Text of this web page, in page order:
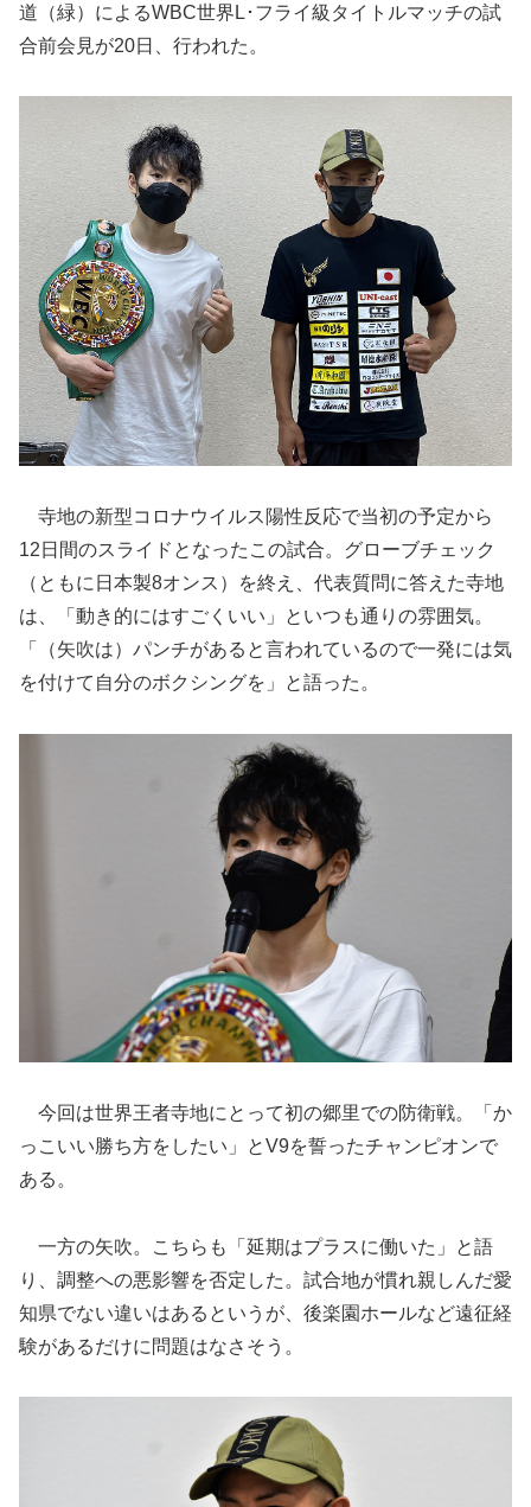
道（緑）によるWBC世界L･フライ級タイトルマッチの試
合前会見が20日、行われた。
寺地の新型コロナウイルス陽性反応で当初の予定から
12日間のスライドとなったこの試合。グローブチェック
（ともに日本製8オンス）を終え、代表質問に答えた寺地
は、「動き的にはすごくいい」といつも通りの雰囲気。
「（矢吹は）パンチがあると言われているので一発には気
を付けて自分のボクシングを」と語った。
今回は世界王者寺地にとって初の郷里での防衛戦。「か
っこいい勝ち方をしたい」とV9を誓ったチャンピオンで
ある。
一方の矢吹。こちらも「延期はプラスに働いた」と語
り、調整への悪影響を否定した。試合地が慣れ親しんだ愛
知県でない違いはあるというが、後楽園ホールなど遠征経
験があるだけに問題はなさそう。